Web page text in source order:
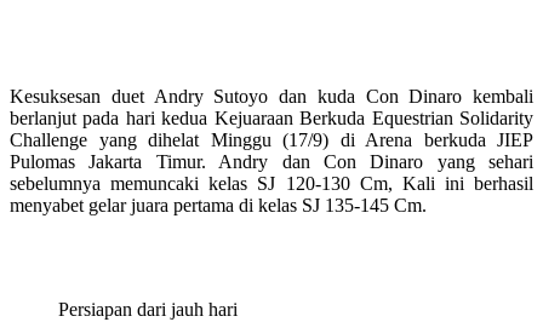
Kesuksesan duet Andry Sutoyo dan kuda Con Dinaro kembali
berlanjut pada hari kedua Kejuaraan Berkuda Equestrian Solidarity
Challenge yang dihelat Minggu (17/9) di Arena berkuda JIEP
Pulomas Jakarta Timur. Andry dan Con Dinaro yang sehari
sebelumnya memuncaki kelas SJ 120-130 Cm, Kali ini berhasil
menyabet gelar juara pertama di kelas SJ 135-145 Cm.
Persiapan dari jauh hari